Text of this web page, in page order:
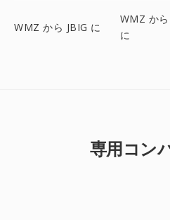
WMZ から JBIG に
WMZ か
に
専用コン